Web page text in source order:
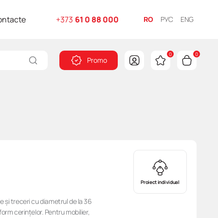
+373 61 0 88 000 RO РУС ENG
Promo
0 0
Proiect individual
și treceri cu diametrul de la 36
cerințelor. Pentru mobilier,